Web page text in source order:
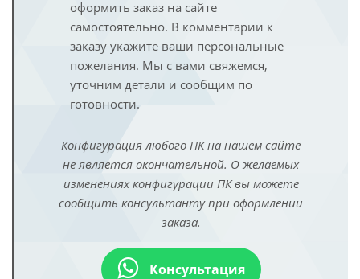
оформить заказ на сайте
самостоятельно. В комментарии к
заказу укажите ваши персональные
пожелания. Мы с вами свяжемся,
уточним детали и сообщим по
готовности.
Конфигурация любого ПК на нашем сайте
не является окончательной. О желаемых
изменениях конфигурации ПК вы можете
сообщить консультанту при оформлении
заказа.
Консультация